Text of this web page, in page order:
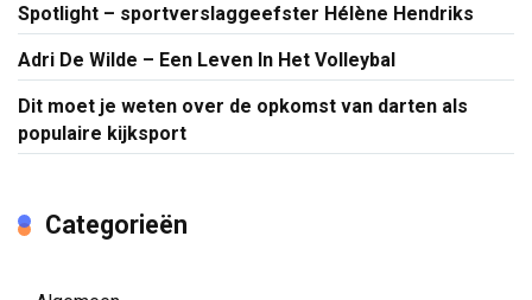
Spotlight – sportverslaggeefster Hélène Hendriks
Adri De Wilde – Een Leven In Het Volleybal
Dit moet je weten over de opkomst van darten als
populaire kijksport
Categorieën